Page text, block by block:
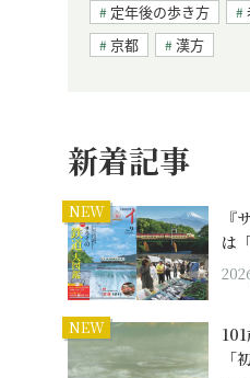
定年後の歩き方
京都
漢方
新着記事
NEW
『
は
NEW
「